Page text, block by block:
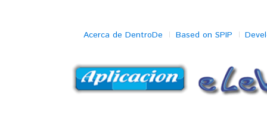
Acerca de DentroDe Based on SPIP